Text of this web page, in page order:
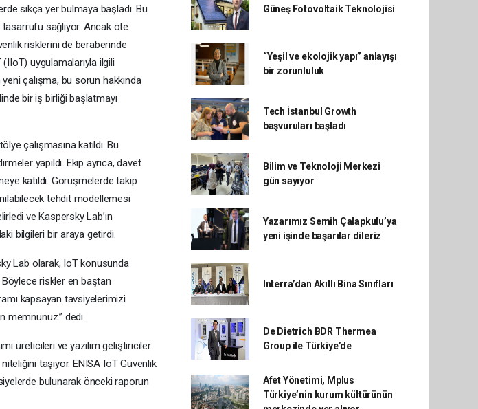
sıkça yer bulmaya başladı. Bu
sağlıyor. Ancak öte
risklerini de beraberinde
uygulamalarıyla ilgili
yeni çalışma, bu sorun hakkında
bir iş birliği başlatmayı
çalışmasına katıldı. Bu
yapıldı. Ekip ayrıca, davet
katıldı. Görüşmelerde takip
tehdit modellemesi
ve Kaspersky Lab’ın
bilgileri bir araya getirdi.
Lab olarak, IoT konusunda
Böylece riskler en baştan
kapsayan tavsiyelerimizi
memnunuz.” dedi.
üreticileri ve yazılım geliştiriciler
taşıyor. ENISA IoT Güvenlik
bulunarak önceki raporun
Güneş Fotovoltaik Teknolojisi
“Yeşil ve ekolojik yapı” anlayışı
bir zorunluluk
Tech İstanbul Growth
başvuruları başladı
Bilim ve Teknoloji Merkezi
gün sayıyor
Yazarımız Semih Çalapkulu’ya
yeni işinde başarılar dileriz
Interra’dan Akıllı Bina Sınıfları
De Dietrich BDR Thermea
Group ile Türkiye’de
Afet Yönetimi, Mplus
Türkiye’nin kurum kültürünün